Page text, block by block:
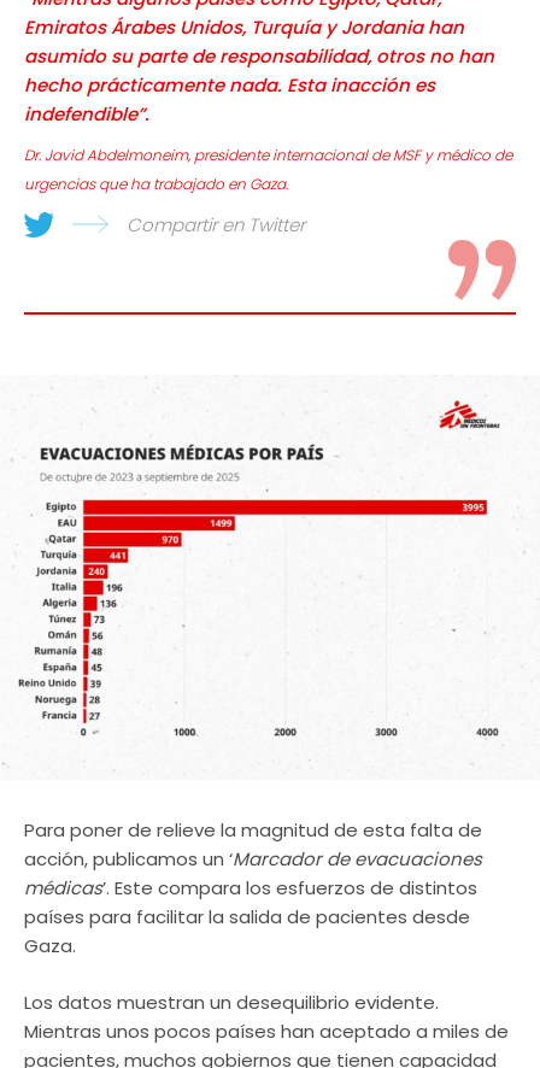
Emiratos Árabes Unidos, Turquía y Jordania han
asumido su parte de responsabilidad, otros no han
hecho prácticamente nada. Esta inacción es
indefendible”.
Dr. Javid Abdelmoneim, presidente internacional de MSF y médico de
urgencias que ha trabajado en Gaza.
Compartir en Twitter
Para poner de relieve la magnitud de esta falta de
acción, publicamos un ‘Marcador de evacuaciones
médicas’. Este compara los esfuerzos de distintos
países para facilitar la salida de pacientes desde
Gaza.
Los datos muestran un desequilibrio evidente.
Mientras unos pocos países han aceptado a miles de
pacientes, muchos gobiernos que tienen capacidad